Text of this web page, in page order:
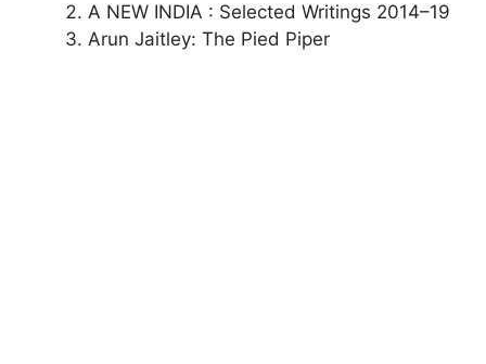
A NEW INDIA : Selected Writings 2014–19
Arun Jaitley: The Pied Piper